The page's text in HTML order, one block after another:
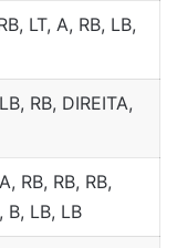
LT, A, RB, LB,
RB, DIREITA,
RB, RB, RB,
B, LB, LB